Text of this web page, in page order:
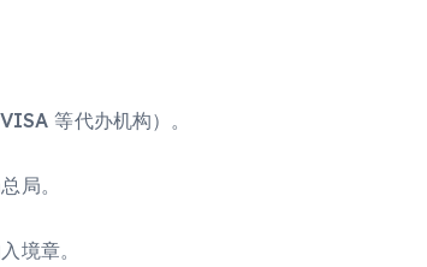
等代办机构）。
局。
境章。